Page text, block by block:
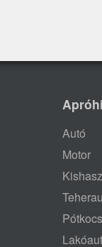
Autó
Motor